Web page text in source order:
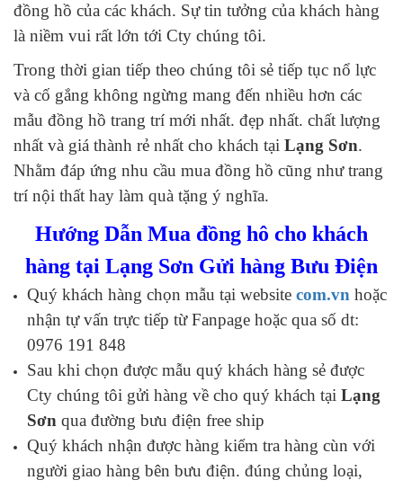
đồng hồ của các khách. Sự tin tưởng của khách hàng
là niềm vui rất lớn tới Cty chúng tôi.
Trong thời gian tiếp theo chúng tôi sẻ tiếp tục nổ lực
và cố gắng không ngừng mang đến nhiều hơn các
mẫu đồng hồ trang trí mới nhất. đẹp nhất. chất lượng
nhất và giá thành rẻ nhất cho khách tại Lạng Sơn.
Nhằm đáp ứng nhu cầu mua đồng hồ cũng như trang
trí nội thất hay làm quà tặng ý nghĩa.
Hướng Dẫn Mua đồng hô cho khách
hàng tại Lạng Sơn Gửi hàng Bưu Điện
Quý khách hàng chọn mẫu tại website com.vn hoặc
nhận tự vấn trực tiếp từ Fanpage hoặc qua số dt:
0976 191 848
Sau khi chọn được mẫu quý khách hàng sẻ được
Cty chúng tôi gửi hàng về cho quý khách tại Lạng
Sơn qua đường bưu điện free ship
Quý khách nhận được hàng kiểm tra hàng cùn với
người giao hàng bên bưu điện. đúng chủng loại,